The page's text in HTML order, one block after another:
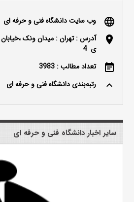
language وب سایت دانشگاه فنی و حرفه ای
location_on
آدرس : تهران : میدان ونک
ی 4
event_note تعداد مطالب : 3983
keyboard_arrow_up رتبه‌بندی دانشگاه فنی و حرفه ای
سایر اخبار دانشگاه فنی و حرفه ای